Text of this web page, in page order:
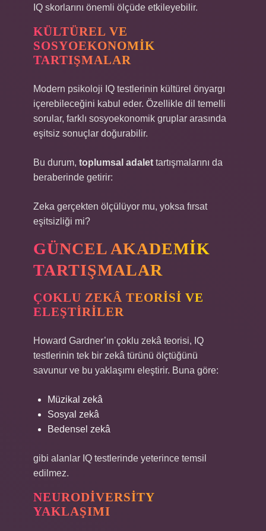
IQ skorlarını önemli ölçüde etkileyebilir.
KÜLTÜREL VE
SOSYOEKONOMIK
TARTIŞMALAR
Modern psikoloji IQ testlerinin kültürel önyargı
içerebileceğini kabul eder. Özellikle dil temelli
sorular, farklı sosyoekonomik gruplar arasında
eşitsiz sonuçlar doğurabilir.
Bu durum, toplumsal adalet tartışmalarını da
beraberinde getirir:
Zeka gerçekten ölçülüyor mu, yoksa fırsat
eşitsizliği mi?
GÜNCEL AKADEMIK
TARTIŞMALAR
ÇOKLU ZEKÂ TEORISI VE
ELEŞTIRILER
Howard Gardner’ın çoklu zekâ teorisi, IQ
testlerinin tek bir zekâ türünü ölçtüğünü
savunur ve bu yaklaşımı eleştirir. Buna göre:
Müzikal zekâ
Sosyal zekâ
Bedensel zekâ
gibi alanlar IQ testlerinde yeterince temsil
edilmez.
NEURODIVERSITY
YAKLAŞIMI